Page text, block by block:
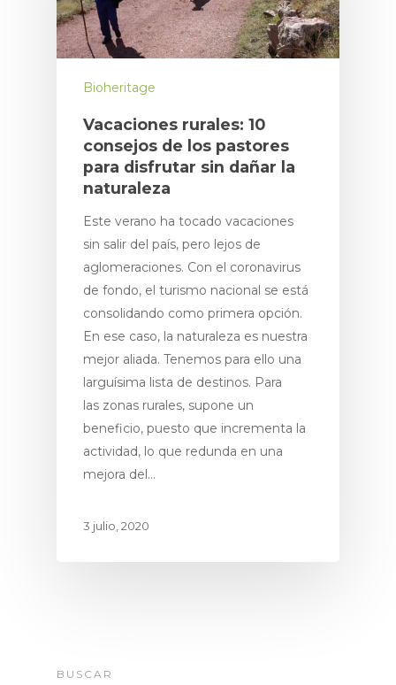
Bioheritage
Vacaciones rurales: 10
consejos de los pastores
para disfrutar sin dañar la
naturaleza
Este verano ha tocado vacaciones
sin salir del país, pero lejos de
aglomeraciones. Con el coronavirus
de fondo, el turismo nacional se está
consolidando como primera opción.
En ese caso, la naturaleza es nuestra
mejor aliada. Tenemos para ello una
larguísima lista de destinos. Para
las zonas rurales, supone un
beneficio, puesto que incrementa la
actividad, lo que redunda en una
mejora del…
3 julio, 2020
BUSCAR